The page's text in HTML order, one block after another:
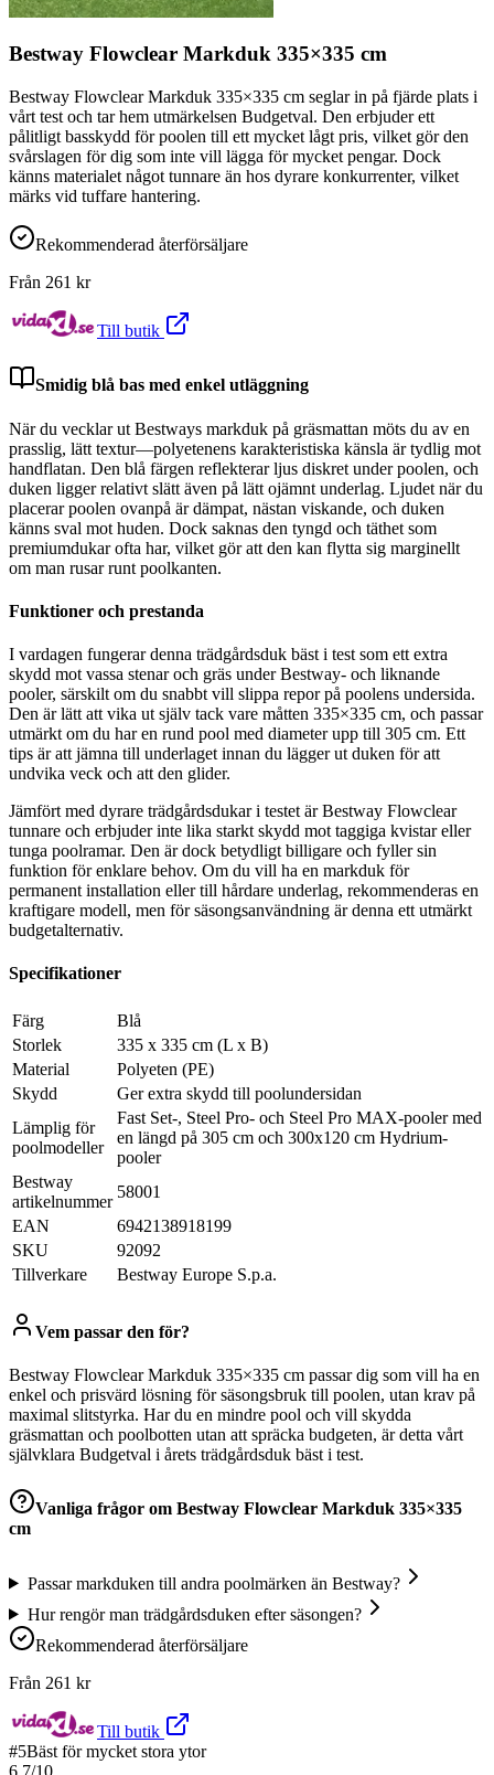
Bestway Flowclear Markduk 335×335 cm
Bestway Flowclear Markduk 335×335 cm seglar in på fjärde plats i
vårt test och tar hem utmärkelsen Budgetval. Den erbjuder ett
pålitligt basskydd för poolen till ett mycket lågt pris, vilket gör den
svårslagen för dig som inte vill lägga för mycket pengar. Dock
känns materialet något tunnare än hos dyrare konkurrenter, vilket
märks vid tuffare hantering.
Rekommenderad återförsäljare
Från 261 kr
Till butik
Smidig blå bas med enkel utläggning
När du vecklar ut Bestways markduk på gräsmattan möts du av en
prasslig, lätt textur—polyetenens karakteristiska känsla är tydlig mot
handflatan. Den blå färgen reflekterar ljus diskret under poolen, och
duken ligger relativt slätt även på lätt ojämnt underlag. Ljudet när du
placerar poolen ovanpå är dämpat, nästan viskande, och duken
känns sval mot huden. Dock saknas den tyngd och täthet som
premiumdukar ofta har, vilket gör att den kan flytta sig marginellt
om man rusar runt poolkanten.
Funktioner och prestanda
I vardagen fungerar denna trädgårdsduk bäst i test som ett extra
skydd mot vassa stenar och gräs under Bestway- och liknande
pooler, särskilt om du snabbt vill slippa repor på poolens undersida.
Den är lätt att vika ut själv tack vare måtten 335×335 cm, och passar
utmärkt om du har en rund pool med diameter upp till 305 cm. Ett
tips är att jämna till underlaget innan du lägger ut duken för att
undvika veck och att den glider.
Jämfört med dyrare trädgårdsdukar i testet är Bestway Flowclear
tunnare och erbjuder inte lika starkt skydd mot taggiga kvistar eller
tunga poolramar. Den är dock betydligt billigare och fyller sin
funktion för enklare behov. Om du vill ha en markduk för
permanent installation eller till hårdare underlag, rekommenderas en
kraftigare modell, men för säsongsanvändning är denna ett utmärkt
budgetalternativ.
Specifikationer
Färg
Blå
Storlek
335 x 335 cm (L x B)
Material
Polyeten (PE)
Skydd
Ger extra skydd till poolundersidan
Lämplig för
poolmodeller
Fast Set-, Steel Pro- och Steel Pro MAX-pooler med
en längd på 305 cm och 300x120 cm Hydrium-
pooler
Bestway
artikelnummer
58001
EAN
6942138918199
SKU
92092
Tillverkare
Bestway Europe S.p.a.
Vem passar den för?
Bestway Flowclear Markduk 335×335 cm passar dig som vill ha en
enkel och prisvärd lösning för säsongsbruk till poolen, utan krav på
maximal slitstyrka. Har du en mindre pool och vill skydda
gräsmattan och poolbotten utan att spräcka budgeten, är detta vårt
självklara Budgetval i årets trädgårdsduk bäst i test.
Vanliga frågor om Bestway Flowclear Markduk 335×335
cm
Passar markduken till andra poolmärken än Bestway?
Hur rengör man trädgårdsduken efter säsongen?
Rekommenderad återförsäljare
Från 261 kr
Till butik
#5Bäst för mycket stora ytor
6.7/10